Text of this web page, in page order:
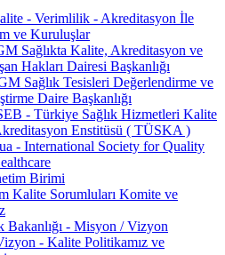
- Verimlilik - Akreditasyon İle
ve Kuruluşlar
Sağlıkta Kalite, Akreditasyon ve
Hakları Dairesi Başkanlığı
Sağlık Tesisleri Değerlendirme ve
Daire Başkanlığı
- Türkiye Sağlık Hizmetleri Kalite
Enstitüsü ( TÜSKA )
- International Society for Quality
Birimi
Kalite Sorumluları Komite ve
Bakanlığı - Misyon / Vizyon
- Kalite Politikamız ve